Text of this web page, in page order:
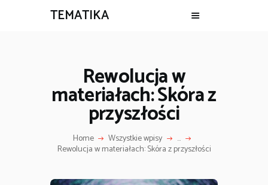
TEMATIKA
Rewolucja w
materiałach: Skóra z
przyszłości
Home Wszystkie wpisy ...
Rewolucja w materiałach: Skóra z przyszłości